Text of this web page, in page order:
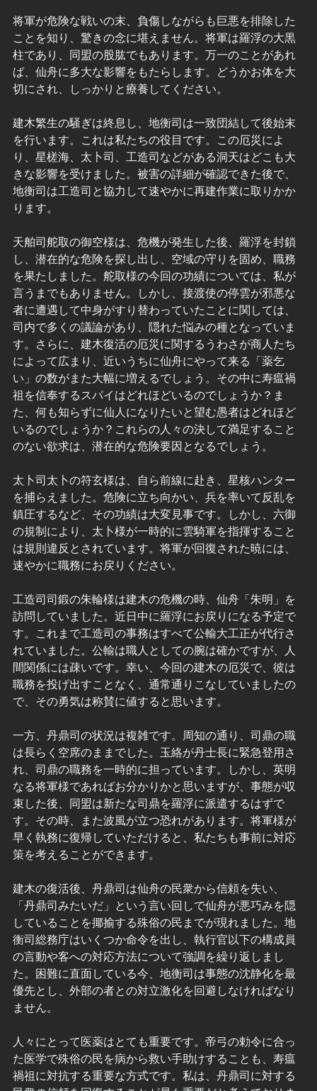
将軍が危険な戦いの末、負傷しながらも巨悪を排除した
ことを知り、驚きの念に堪えません。将軍は羅浮の大黒
柱であり、同盟の股肱でもあります。万一のことがあれ
ば、仙舟に多大な影響をもたらします。どうかお体を大
切にされ、しっかりと療養してください。
建木繁生の騒ぎは終息し、地衡司は一致団結して後始末
を行います。これは私たちの役目です。この厄災によ
り、星槎海、太卜司、工造司などがある洞天はどこも大
きな影響を受けました。被害の詳細が確認できた後で、
地衡司は工造司と協力して速やかに再建作業に取りかか
ります。
天舶司舵取の御空様は、危機が発生した後、羅浮を封鎖
し、潜在的な危険を探し出し、空域の守りを固め、職務
を果たしました。舵取様の今回の功績については、私が
言うまでもありません。しかし、接渡使の停雲が邪悪な
者に遭遇して中身がすり替わっていたことに関しては、
司内で多くの議論があり、隠れた悩みの種となっていま
す。さらに、建木復活の厄災に関するうわさが商人たち
によって広まり、近いうちに仙舟にやって来る「薬乞
い」の数がまた大幅に増えるでしょう。その中に寿瘟禍
祖を信奉するスパイはどれほどいるのでしょうか？ま
た、何も知らずに仙人になりたいと望む愚者はどれほど
いるのでしょうか？これらの人々の決して満足すること
のない欲求は、潜在的な危険要因となるでしょう。
太卜司太卜の符玄様は、自ら前線に赴き、星核ハンター
を捕らえました。危険に立ち向かい、兵を率いて反乱を
鎮圧するなど、その功績は大変見事です。しかし、六御
の規制により、太卜様が一時的に雲騎軍を指揮すること
は規則違反とされています。将軍が回復された暁には、
速やかに職務にお戻りください。
工造司司鍛の朱輪様は建木の危機の時、仙舟「朱明」を
訪問していました。近日中に羅浮にお戻りになる予定で
す。これまで工造司の事務はすべて公輸大工正が代行さ
れていました。公輸は職人としての腕は確かですが、人
間関係には疎いです。幸い、今回の建木の厄災で、彼は
職務を投げ出すことなく、通常通りこなしていましたの
で、その勇気は称賛に値すると思います。
一方、丹鼎司の状況は複雑です。周知の通り、司鼎の職
は長らく空席のままでした。玉絡が丹士長に緊急登用さ
れ、司鼎の職務を一時的に担っています。しかし、英明
なる将軍様であればお分かりかと思いますが、事態が収
束した後、同盟は新たな司鼎を羅浮に派遣するはずで
す。その時、また波風が立つ恐れがあります。将軍様が
早く執務に復帰していただけると、私たちも事前に対応
策を考えることができます。
建木の復活後、丹鼎司は仙舟の民衆から信頼を失い、
「丹鼎司みたいだ」という言い回しで仙舟が悪巧みを隠
していることを揶揄する殊俗の民までが現れました。地
衡司総務庁はいくつか命令を出し、執行官以下の構成員
の言動や客への対応方法について強調を繰り返しまし
た。困難に直面している今、地衡司は事態の沈静化を最
優先とし、外部の者との対立激化を回避しなければなり
ません。
人々にとって医薬はとても重要です。帝弓の勅令に合っ
た医学で殊俗の民を病から救い手助けすることも、寿瘟
禍祖に対抗する重要な方式です。私は、丹鼎司に対する